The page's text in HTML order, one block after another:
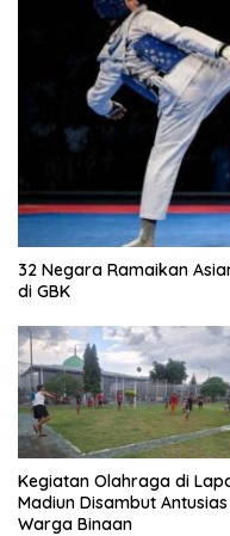
32 Negara Ramaikan
di GBK
Kegiatan Olahraga di
Madiun Disambut Antusias
Warga Binaan